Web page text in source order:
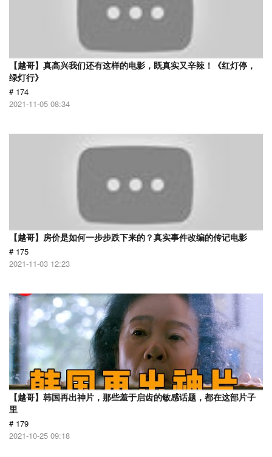
【越哥】真高兴我们还有这样的电影，既真实又辛辣！《红灯停，
绿灯行》
# 174
2021-11-05 08:34
【越哥】房价是如何一步步跌下来的？真实事件改编的传记电影
# 175
2021-11-03 12:23
【越哥】韩国再出神片，那些羞于启齿的敏感话题，都在这部片子
里
# 179
2021-10-25 09:18